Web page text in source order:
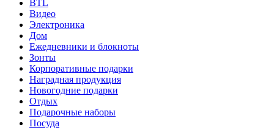
BTL
Видео
Электроника
Дом
Ежедневники и блокноты
Зонты
Корпоративные подарки
Наградная продукция
Новогодние подарки
Отдых
Подарочные наборы
Посуда